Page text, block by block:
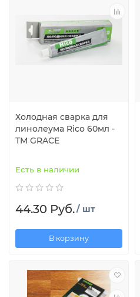
Холодная сварка для
линолеума Rico 60мл -
ТМ GRACE
Есть в наличии
44.30 Руб./ шт
В корзину